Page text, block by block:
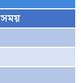
সময়